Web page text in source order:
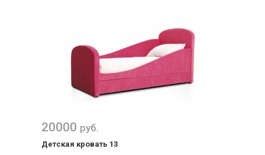
20000 руб.
Детская кровать 13